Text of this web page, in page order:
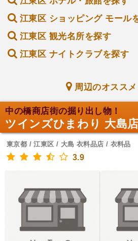
江東区 ショッピング モール
江東区 観光名所を探す
江東区 ナイトクラブを探す
周辺のオススメ
中の橋商店街の掘り出し物！
ツインズひまわり 大島店
東京都 / 江東区 / 大島 衣料品店 / 衣料品
3.9